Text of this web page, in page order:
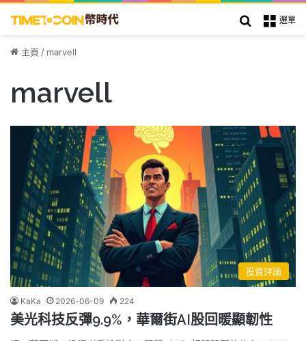
選單
搜索
主頁 / marvell
marvell
投資評論
KaKa 2026-06-09 224
美光科技反彈9.9%，華爾街AI股回暖顯韌性